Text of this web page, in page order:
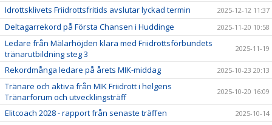
Idrottsklivets Friidrottsfritids avslutar lyckad termin 2025-12-12 11:37
Deltagarrekord på Första Chansen i Huddinge 2025-11-20 10:58
Ledare från Mälarhöjden klara med Friidrottsförbundets
tränarutbildning steg 3
2025-11-19
Rekordmånga ledare på årets MIK-middag 2025-10-23 20:13
Tränare och aktiva från MIK Friidrott i helgens
Tränarforum och utvecklingsträff
2025-10-20 16:09
Elitcoach 2028 - rapport från senaste träffen 2025-10-14